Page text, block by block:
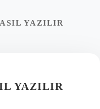
YAZILIR
YAZILIR